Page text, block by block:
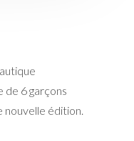
de 6 garçons
nouvelle édition.